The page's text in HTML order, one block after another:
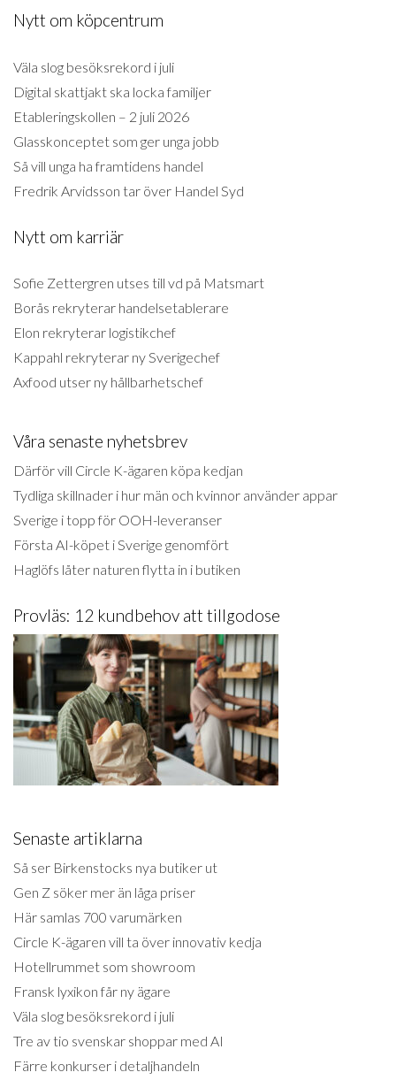
Nytt om köpcentrum
Väla slog besöksrekord i juli
Digital skattjakt ska locka familjer
Etableringskollen – 2 juli 2026
Glasskonceptet som ger unga jobb
Så vill unga ha framtidens handel
Fredrik Arvidsson tar över Handel Syd
Nytt om karriär
Sofie Zettergren utses till vd på Matsmart
Borås rekryterar handelsetablerare
Elon rekryterar logistikchef
Kappahl rekryterar ny Sverigechef
Axfood utser ny hållbarhetschef
Våra senaste nyhetsbrev
Därför vill Circle K-ägaren köpa kedjan
Tydliga skillnader i hur män och kvinnor använder appar
Sverige i topp för OOH-leveranser
Första AI-köpet i Sverige genomfört
Haglöfs låter naturen flytta in i butiken
Provläs: 12 kundbehov att tillgodose
Senaste artiklarna
Så ser Birkenstocks nya butiker ut
Gen Z söker mer än låga priser
Här samlas 700 varumärken
Circle K-ägaren vill ta över innovativ kedja
Hotellrummet som showroom
Fransk lyxikon får ny ägare
Väla slog besöksrekord i juli
Tre av tio svenskar shoppar med AI
Färre konkurser i detaljhandeln